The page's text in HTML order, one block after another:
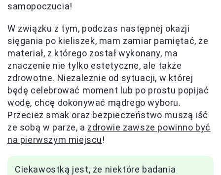
samopoczucia!
W związku z tym, podczas następnej okazji
sięgania po kieliszek, mam zamiar pamiętać, że
materiał, z którego został wykonany, ma
znaczenie nie tylko estetyczne, ale także
zdrowotne. Niezależnie od sytuacji, w której
będę celebrować moment lub po prostu popijać
wodę, chcę dokonywać mądrego wyboru.
Przecież smak oraz bezpieczeństwo muszą iść
ze sobą w parze, a zdrowie zawsze powinno być
na pierwszym miejscu!
Ciekawostką jest, że niektóre badania